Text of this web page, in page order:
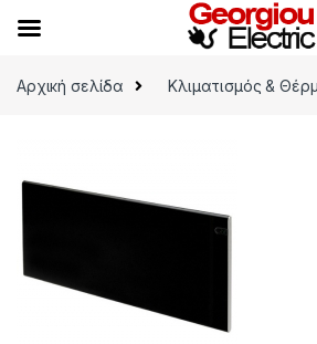
Αρχική σελίδα
Κλιματισμός &